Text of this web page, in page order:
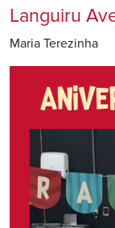
Languiru
Maria Terezinha